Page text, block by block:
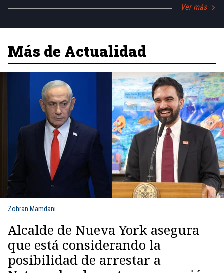
Ver más
Más de Actualidad
Zohran Mamdani
Alcalde de Nueva York asegura
que está considerando la
posibilidad de arrestar a